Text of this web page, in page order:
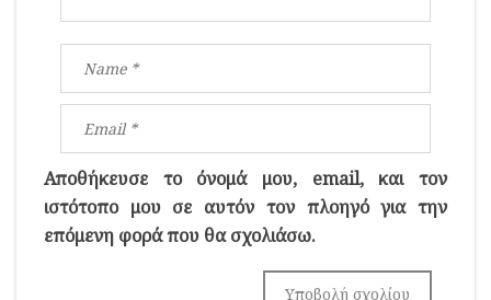
Αποθήκευσε το όνομά μου, email, και τον
ιστότοπο μου σε αυτόν τον πλοηγό για την
επόμενη φορά που θα σχολιάσω.